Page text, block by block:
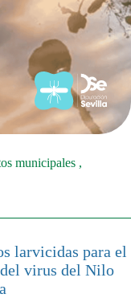
municipales
larvicidas para el
virus del Nilo